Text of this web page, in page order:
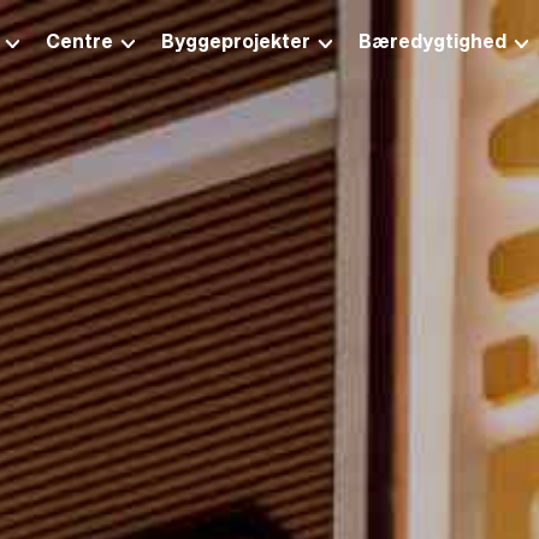
Centre Byggeprojekter Bæredygtighed